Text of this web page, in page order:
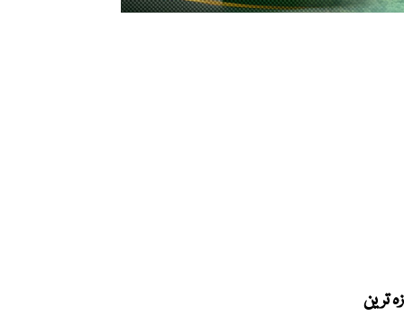
ترین